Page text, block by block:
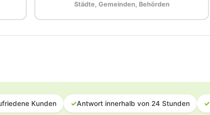
Städte, Gemeinden, Behörden
Kunden ✓Antwort innerhalb von 24 Stunden ✓